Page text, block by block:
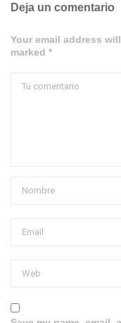
Deja un comentario
Your email address
marked *